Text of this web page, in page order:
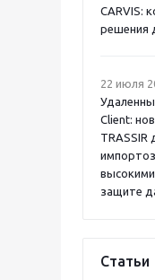
CARVIS:
решения
22 июля
Client:
TRASSIR
защите
Статьи